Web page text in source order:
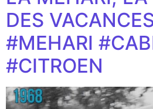
DES
#MEHARI
#CITROEN